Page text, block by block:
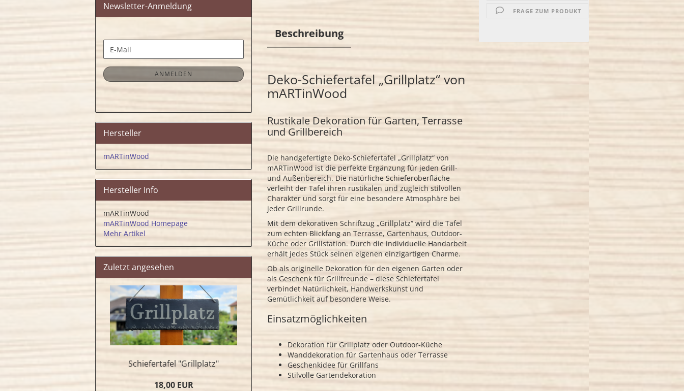
FRAGE ZUM PRODUKT
Beschreibung
Deko-Schiefertafel „Grillplatz“ von
mARTinWood
Rustikale Dekoration für Garten, Terrasse
und Grillbereich
Die handgefertigte Deko-Schiefertafel „Grillplatz“ von
mARTinWood ist die perfekte Ergänzung für jeden Grill-
und Außenbereich. Die natürliche Schieferoberfläche
verleiht der Tafel ihren rustikalen und zugleich stilvollen
Charakter und sorgt für eine besondere Atmosphäre bei
jeder Grillrunde.
Mit dem dekorativen Schriftzug „Grillplatz“ wird die Tafel
zum echten Blickfang an Terrasse, Gartenhaus, Outdoor-
Küche oder Grillstation. Durch die individuelle Handarbeit
erhält jedes Stück seinen eigenen einzigartigen Charme.
Ob als originelle Dekoration für den eigenen Garten oder
als Geschenk für Grillfreunde – diese Schiefertafel
verbindet Natürlichkeit, Handwerkskunst und
Gemütlichkeit auf besondere Weise.
Einsatzmöglichkeiten
Dekoration für Grillplatz oder Outdoor-Küche
Wanddekoration für Gartenhaus oder Terrasse
Geschenkidee für Grillfans
Stilvolle Gartendekoration
Newsletter-Anmeldung
WEITER
ZUR
NEWSLETTER-
ANMELDUNG
E-
Mail
ANMELDEN
Hersteller
mARTinWood
Hersteller Info
mARTinWood
mARTinWood Homepage
Mehr Artikel
Zuletzt angesehen
Schiefertafel "Grillplatz"
18,00 EUR